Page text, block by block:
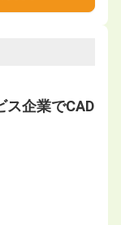
企業でCAD